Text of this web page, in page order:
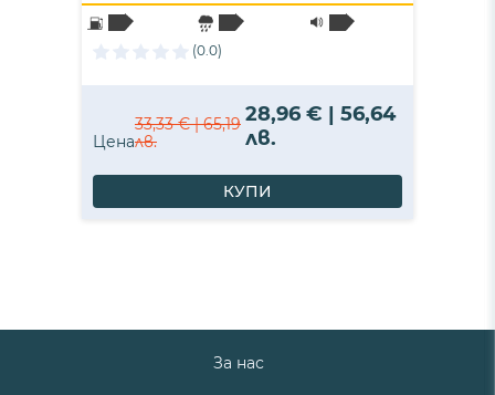
(0.0)
Цена
33,33 € | 65,19
лв.
28,96 € | 56,64
лв.
КУПИ
За нас